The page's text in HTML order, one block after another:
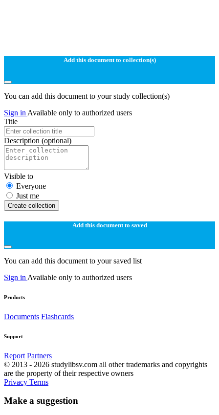
Add this document to collection(s)
You can add this document to your study collection(s)
Sign in Available only to authorized users
Title
Description (optional)
Visible to
Everyone
Just me
Create collection
Add this document to saved
You can add this document to your saved list
Sign in Available only to authorized users
Products
Documents Flashcards
Support
Report Partners
© 2013 - 2026 studylibsv.com all other trademarks and copyrights
are the property of their respective owners
Privacy Terms
Make a suggestion